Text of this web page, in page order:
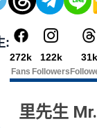
:
272k
Fans
122k
Followers
31k
里先生